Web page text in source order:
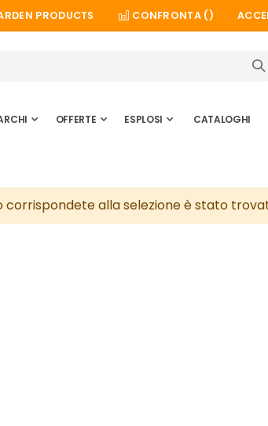
PRODUCTS CONFRONTA ()
OFFERTE ESPLOSI CATALOGHI
corrispondete alla selezione è stato